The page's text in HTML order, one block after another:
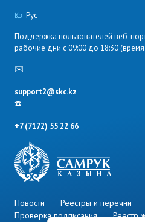
Қаз Pyс
Поддержка пользователей веб-
рабочие дни с 09:00 до 18:30 (время
✉️
support2@skc.kz
☎️
+7 (7172) 55 22 66
Новости Реестры и перечни
Проверка подписания
Реестр